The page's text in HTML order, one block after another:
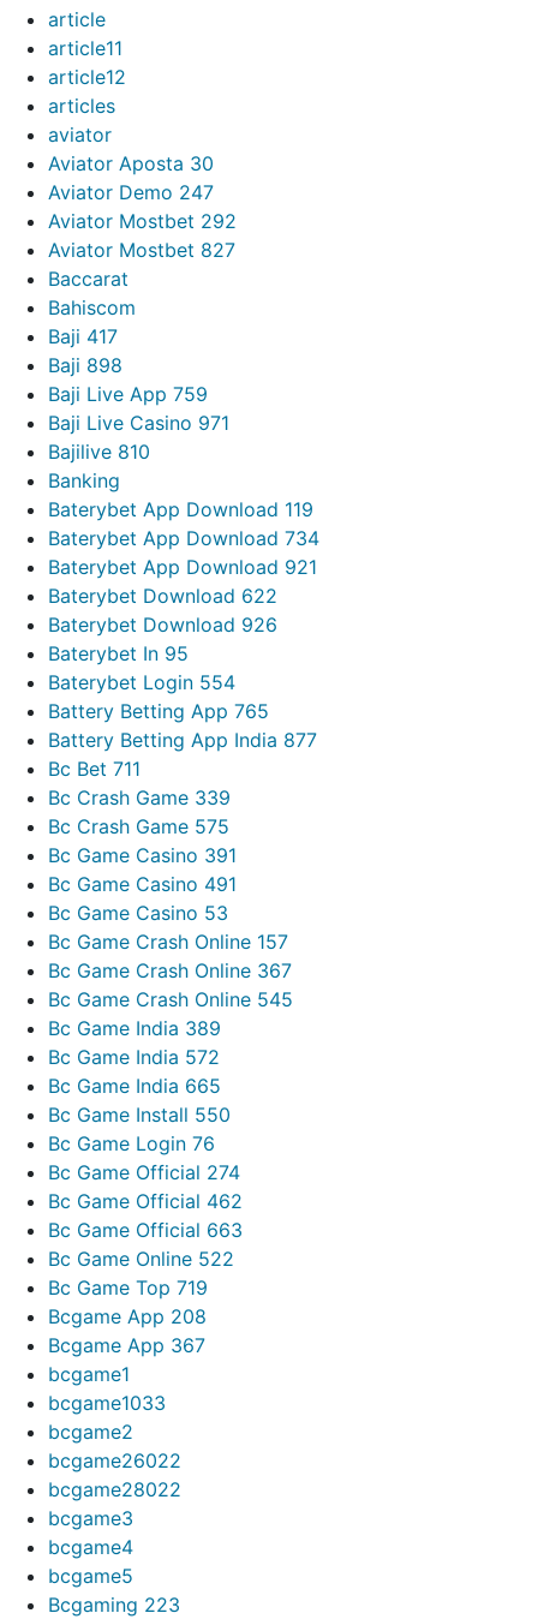
article
article11
article12
articles
aviator
Aviator Aposta 30
Aviator Demo 247
Aviator Mostbet 292
Aviator Mostbet 827
Baccarat
Bahiscom
Baji 417
Baji 898
Baji Live App 759
Baji Live Casino 971
Bajilive 810
Banking
Baterybet App Download 119
Baterybet App Download 734
Baterybet App Download 921
Baterybet Download 622
Baterybet Download 926
Baterybet In 95
Baterybet Login 554
Battery Betting App 765
Battery Betting App India 877
Bc Bet 711
Bc Crash Game 339
Bc Crash Game 575
Bc Game Casino 391
Bc Game Casino 491
Bc Game Casino 53
Bc Game Crash Online 157
Bc Game Crash Online 367
Bc Game Crash Online 545
Bc Game India 389
Bc Game India 572
Bc Game India 665
Bc Game Install 550
Bc Game Login 76
Bc Game Official 274
Bc Game Official 462
Bc Game Official 663
Bc Game Online 522
Bc Game Top 719
Bcgame App 208
Bcgame App 367
bcgame1
bcgame1033
bcgame2
bcgame26022
bcgame28022
bcgame3
bcgame4
bcgame5
Bcgaming 223